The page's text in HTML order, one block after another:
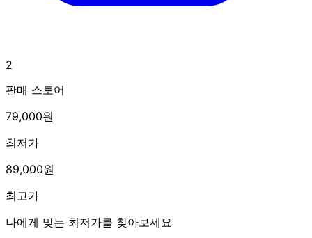
2
판매 스토어
79,000원
최저가
89,000원
최고가
나에게 맞는 최저가를 찾아보세요